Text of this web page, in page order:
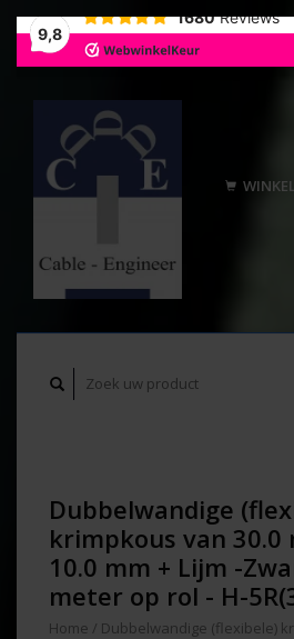
9,8
1680 Reviews
Dubbelwandige
krimpkous van 30.0
10.0 mm + Lijm -
meter op rol - H-
Home / Dubbelwandige (flexibele)